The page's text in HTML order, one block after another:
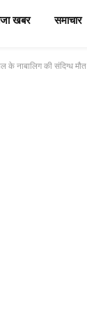
खबर समाचार
के नाबालिग की संदिग्ध मौत